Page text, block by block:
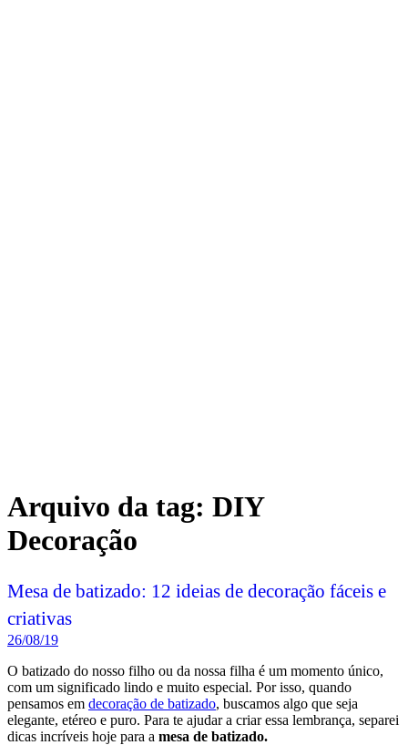
Arquivo da tag: DIY
Decoração
Mesa de batizado: 12 ideias de decoração fáceis e
criativas
26/08/19
O batizado do nosso filho ou da nossa filha é um momento único,
com um significado lindo e muito especial. Por isso, quando
pensamos em decoração de batizado, buscamos algo que seja
elegante, etéreo e puro. Para te ajudar a criar essa lembrança, separei
dicas incríveis hoje para a mesa de batizado.